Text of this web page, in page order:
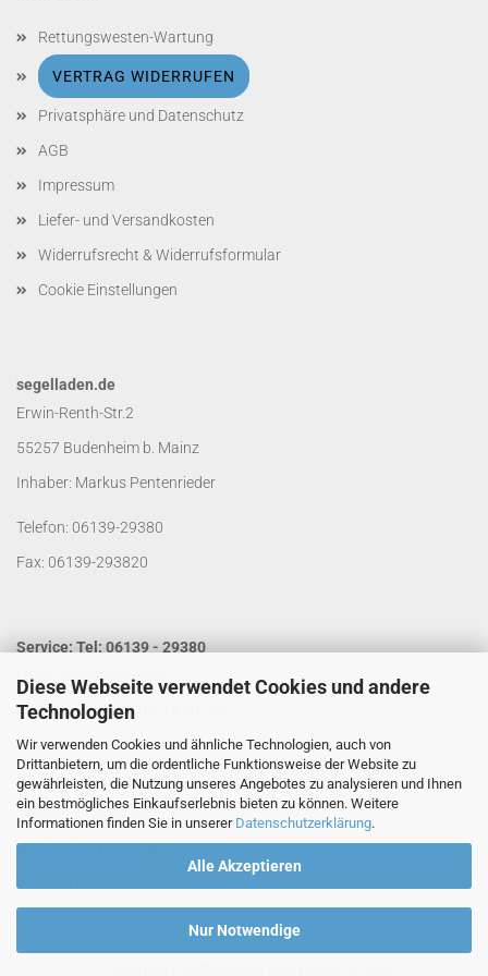
Diese Webseite verwendet Cookies und andere
Technologien
Wir verwenden Cookies und ähnliche Technologien, auch von
Drittanbietern, um die ordentliche Funktionsweise der Website zu
gewährleisten, die Nutzung unseres Angebotes zu analysieren und Ihnen
ein bestmögliches Einkaufserlebnis bieten zu können. Weitere
Informationen finden Sie in unserer Datenschutzerklärung.
Alle Akzeptieren
Nur Notwendige
Rettungswesten-Wartung
VERTRAG WIDERRUFEN
Privatsphäre und Datenschutz
AGB
Impressum
Liefer- und Versandkosten
Widerrufsrecht & Widerrufsformular
Cookie Einstellungen
segelladen.de
Erwin-Renth-Str.2
55257 Budenheim b. Mainz
Inhaber: Markus Pentenrieder
Telefon: 06139-29380
Fax: 06139-293820
Service: Tel: 06139 - 29380
Laden Öffnungszeiten:
Mo. - Do. von 9:00 bis 14:00 Uhr
Fr. von 9:00 bis 13:00 Uhr
Kontakt per Email:info@segelladen.de
Telefon Servicezeiten:
Mo. - Do. von 9:00 bis 16:00 Uhr